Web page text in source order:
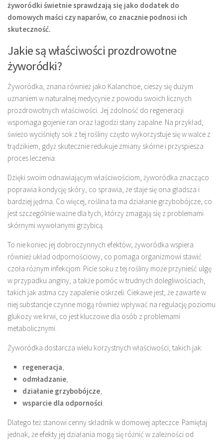
żyworódki świetnie sprawdzają się jako dodatek do
domowych maści czy naparów, co znacznie podnosi ich
skuteczność.
Jakie są właściwości prozdrowotne
żyworódki?
Żyworódka, znana również jako Kalanchoe, cieszy się dużym
uznaniem w naturalnej medycynie z powodu swoich licznych
prozdrowotnych właściwości. Jej zdolność do regeneracji
wspomaga gojenie ran oraz łagodzi stany zapalne. Na przykład,
świeżo wyciśnięty sok z tej rośliny często wykorzystuje się w walce z
trądzikiem, gdyż skutecznie redukuje zmiany skórne i przyspiesza
proces leczenia.
Dzięki swoim odnawiającym właściwościom, żyworódka znacząco
poprawia kondycję skóry, co sprawia, że staje się ona gładsza i
bardziej jędrna. Co więcej, roślina ta ma działanie grzybobójcze, co
jest szczególnie ważne dla tych, którzy zmagają się z problemami
skórnymi wywołanymi grzybicą.
To nie koniec jej dobroczynnych efektów; żyworódka wspiera
również układ odpornościowy, co pomaga organizmowi stawić
czoła różnym infekcjom. Picie soku z tej rośliny może przynieść ulgę
w przypadku anginy, a także pomóc w trudnych dolegliwościach,
takich jak astma czy zapalenie oskrzeli. Ciekawe jest, że zawarte w
niej substancje czynne mogą również wpływać na regulację poziomu
glukozy we krwi, co jest kluczowe dla osób z problemami
metabolicznymi.
Żyworódka dostarcza wielu korzystnych właściwości, takich jak:
regeneracja,
odmładzanie,
działanie grzybobójcze,
wsparcie dla odporności.
Dlatego też stanowi cenny składnik w domowej apteczce. Pamiętaj
jednak, że efekty jej działania mogą się różnić w zależności od